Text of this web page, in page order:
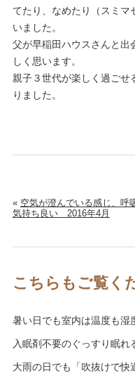
てたり、なめたり（スミマ
いました。
父が早稲田ハウスさんと出
しく思います。
親子３世代が楽しく過ごせ
りました。
« 空気が澄んでいる感じ、呼
気持ち良い 2016年4月
こちらもご覧く
暑い日でも室内は温度も
入眠剤不要のぐっすり眠
大雨の日でも「吹抜けで